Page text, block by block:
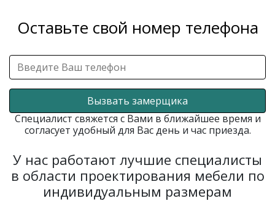
Оставьте свой номер телефона
Вызвать замерщика
Специалист свяжется с Вами в ближайшее время и
согласует удобный для Вас день и час приезда.
У нас работают лучшие специалисты
в области проектирования мебели по
индивидуальным размерам